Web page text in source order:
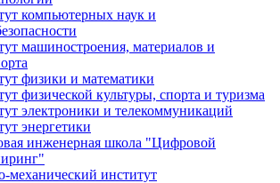
компьютерных наук и
машиностроения, материалов и
физики и математики
физической культуры, спорта и туризма
электроники и телекоммуникаций
энергетики
инженерная школа "Цифровой
механический институт